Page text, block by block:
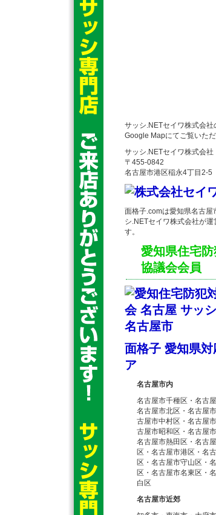
サッシ.NETセイワ株式会社
Google Mapにてご覧いた
サッシ.NETセイワ株式会社
〒455-0842
名古屋市港区稲永4丁目2-5
面格子.comは愛知県名古屋
シ.NETセイワ株式会社が運
す。
愛知県住宅
協議会会員
面格子 愛知県対
ア
名古屋市内
名古屋市千種区・名古
名古屋市北区・名古屋
古屋市中村区・名古屋
古屋市昭和区・名古屋
名古屋市熱田区・名古屋
区・名古屋市港区・名
区・名古屋市守山区・
区・名古屋市名東区・
白区
名古屋市近郊